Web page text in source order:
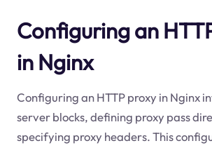
Configuring an
in Nginx
Configuring an HTTP proxy in Nginx
server blocks, defining proxy pass
specifying proxy headers. This